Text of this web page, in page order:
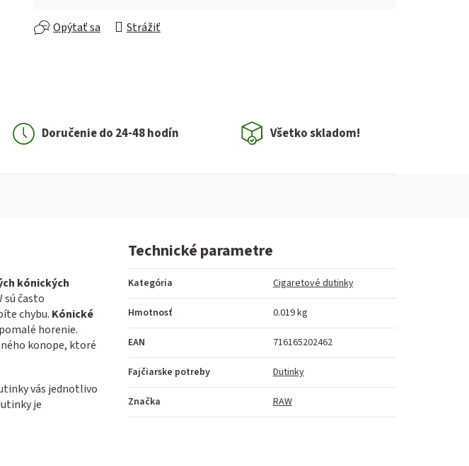
Opýtať sa Strážiť
Doručenie do 24-48 hodín Všetko skladom!
kónických
sú často
chybu. Kónické
horenie.
konope, ktoré
vás jednotlivo
je
Technické parametre
Kategória Cigaretové dutinky
Hmotnosť 0.019 kg
EAN 716165202462
Fajčiarske potreby Dutinky
Značka RAW